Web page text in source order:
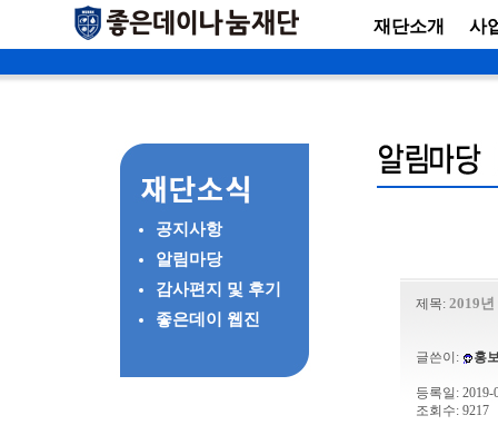
재단소개 사
공지사항
알림마당
감사편지 및 후기
좋은데이 웹진
제목: 2019
글쓴이: 홍
등록일: 2019-
조회수: 9217